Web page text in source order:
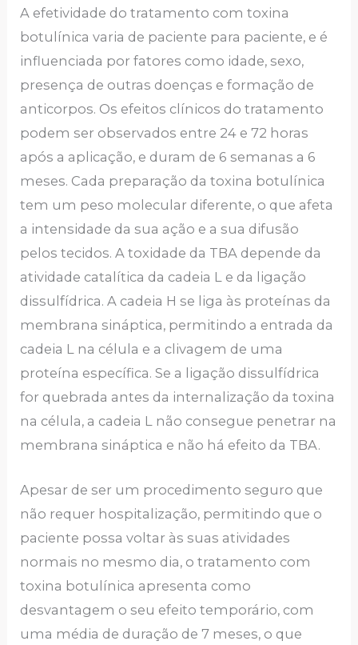
A efetividade do tratamento com toxina
botulínica varia de paciente para paciente, e é
influenciada por fatores como idade, sexo,
presença de outras doenças e formação de
anticorpos. Os efeitos clínicos do tratamento
podem ser observados entre 24 e 72 horas
após a aplicação, e duram de 6 semanas a 6
meses. Cada preparação da toxina botulínica
tem um peso molecular diferente, o que afeta
a intensidade da sua ação e a sua difusão
pelos tecidos. A toxidade da TBA depende da
atividade catalítica da cadeia L e da ligação
dissulfídrica. A cadeia H se liga às proteínas da
membrana sináptica, permitindo a entrada da
cadeia L na célula e a clivagem de uma
proteína específica. Se a ligação dissulfídrica
for quebrada antes da internalização da toxina
na célula, a cadeia L não consegue penetrar na
membrana sináptica e não há efeito da TBA.
Apesar de ser um procedimento seguro que
não requer hospitalização, permitindo que o
paciente possa voltar às suas atividades
normais no mesmo dia, o tratamento com
toxina botulínica apresenta como
desvantagem o seu efeito temporário, com
uma média de duração de 7 meses, o que